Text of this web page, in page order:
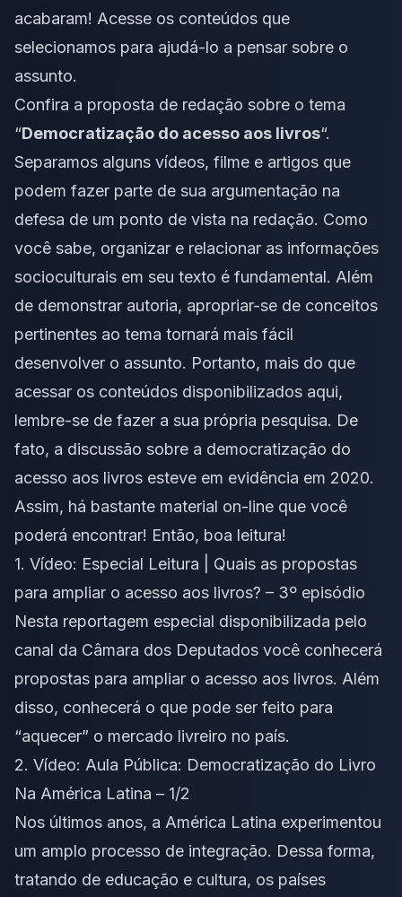
acabaram! Acesse os conteúdos que
selecionamos para ajudá-lo a pensar sobre o
assunto.
Confira a proposta de redação sobre o tema
“Democratização do acesso aos livros“.
Separamos alguns vídeos, filme e artigos que
podem fazer parte de sua argumentação na
defesa de um ponto de vista na redação. Como
você sabe, organizar e relacionar as informações
socioculturais em seu texto é fundamental. Além
de demonstrar autoria, apropriar-se de conceitos
pertinentes ao tema tornará mais fácil
desenvolver o assunto. Portanto, mais do que
acessar os conteúdos disponibilizados aqui,
lembre-se de fazer a sua própria pesquisa. De
fato, a discussão sobre a democratização do
acesso aos livros esteve em evidência em 2020.
Assim, há bastante material on-line que você
poderá encontrar! Então, boa leitura!
1. Vídeo: Especial Leitura | Quais as propostas
para ampliar o acesso aos livros? – 3º episódio
Nesta reportagem especial disponibilizada pelo
canal da Câmara dos Deputados você conhecerá
propostas para ampliar o acesso aos livros. Além
disso, conhecerá o que pode ser feito para
“aquecer” o mercado livreiro no país.
2. Vídeo: Aula Pública: Democratização do Livro
Na América Latina – 1/2
​Nos últimos anos, a América Latina experimentou
um amplo processo de integração. Dessa forma,
tratando de educação e cultura, os países